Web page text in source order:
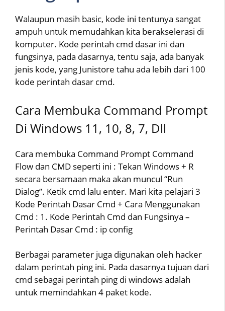
Walaupun masih basic, kode ini tentunya sangat
ampuh untuk memudahkan kita berakselerasi di
komputer. Kode perintah cmd dasar ini dan
fungsinya, pada dasarnya, tentu saja, ada banyak
jenis kode, yang Junistore tahu ada lebih dari 100
kode perintah dasar cmd.
Cara Membuka Command Prompt
Di Windows 11, 10, 8, 7, Dll
Cara membuka Command Prompt Command
Flow dan CMD seperti ini : Tekan Windows + R
secara bersamaan maka akan muncul “Run
Dialog”. Ketik cmd lalu enter. Mari kita pelajari 3
Kode Perintah Dasar Cmd + Cara Menggunakan
Cmd : 1. Kode Perintah Cmd dan Fungsinya –
Perintah Dasar Cmd : ip config
Berbagai parameter juga digunakan oleh hacker
dalam perintah ping ini. Pada dasarnya tujuan dari
cmd sebagai perintah ping di windows adalah
untuk memindahkan 4 paket kode.